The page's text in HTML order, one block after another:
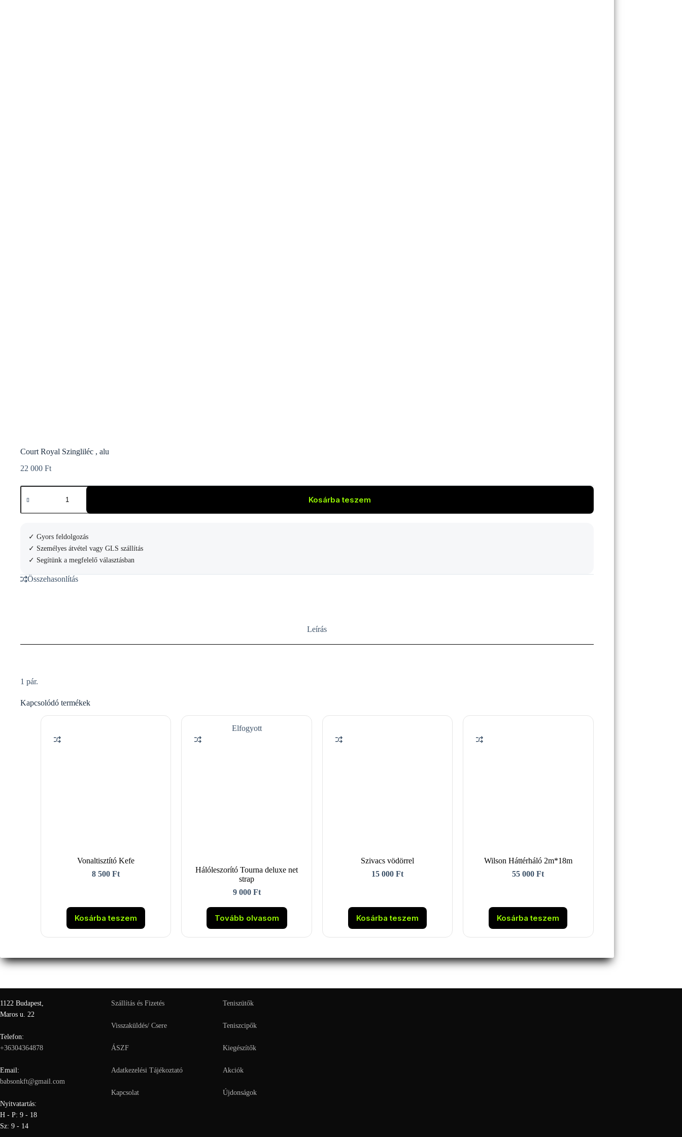
Court Royal Szingliléc , alu
22 000 Ft
Court
Royal
,
mennyiség
Kosárba teszem
✓ Gyors feldolgozás
✓ Személyes átvétel vagy GLS szállítás
✓ Segítünk a megfelelő választásban
Összehasonlítás
Leírás
1 pár.
Kapcsolódó termékek
Vonaltisztító Kefe
8 500Ft
Kosárba teszem
Elfogyott
Hálóleszorító Tourna deluxe net
strap
9 000 Ft
Tovább olvasom
Szivacs vödörrel
15 000 Ft
Kosárba teszem
Wilson Háttérháló 2m*18m
55 000Ft
Kosárba teszem
1122 Budapest,
Maros u. 22
Telefon:
+36304364878
Email:
babsonkft@gmail.com
Nyitvatartás:
H - P: 9 - 18
Sz: 9 - 14
Szállítás és Fizetés
Visszaküldés/ Csere
ÁSZF
Adatkezelési Tájékoztató
Kapcsolat
Teniszütők
Teniszcipők
Kiegészítők
Akciók
Újdonságok